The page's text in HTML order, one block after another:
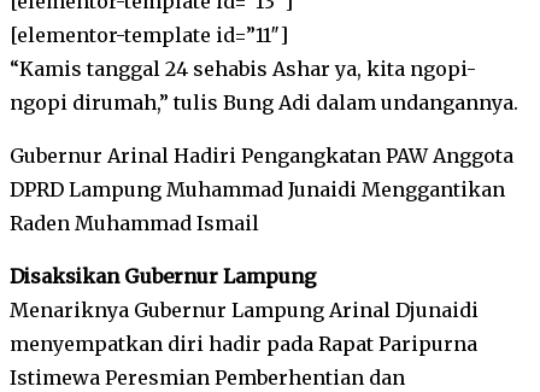
[elementor-template id=”11″]
“Kamis tanggal 24 sehabis Ashar ya, kita ngopi-
ngopi dirumah,” tulis Bung Adi dalam undangannya.
Gubernur Arinal Hadiri Pengangkatan PAW Anggota
DPRD Lampung Muhammad Junaidi Menggantikan
Raden Muhammad Ismail
Disaksikan Gubernur Lampung
Menariknya Gubernur Lampung Arinal Djunaidi
menyempatkan diri hadir pada Rapat Paripurna
Istimewa Peresmian Pemberhentian dan